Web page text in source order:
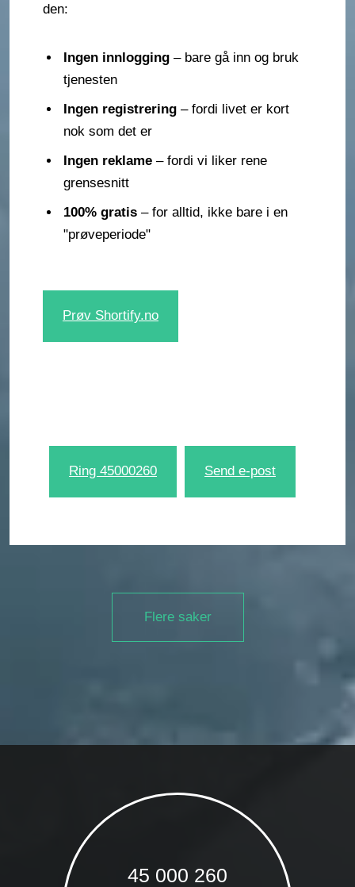
den:
Ingen innlogging – bare gå inn og bruk
tjenesten
Ingen registrering – fordi livet er kort
nok som det er
Ingen reklame – fordi vi liker rene
grensesnitt
100% gratis – for alltid, ikke bare i en
"prøveperiode"
Prøv Shortify.no
Ring 45000260 Send e-post
Flere saker
45 000 260